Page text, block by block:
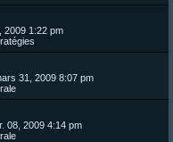
2009 1:22 pm
31, 2009 8:07 pm
08, 2009 4:14 pm